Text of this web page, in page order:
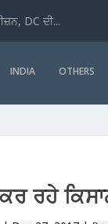
DC ਦੀ...
INDIA OTHERS
ਰਹੇ